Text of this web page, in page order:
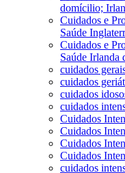
domícilio;
Cuidados e
Saúde
Cuidados e
Saúde Irlanda
cuidados
cuidados
cuidados
cuidados
Cuidados
Cuidados
Cuidados
Cuidados
cuidados